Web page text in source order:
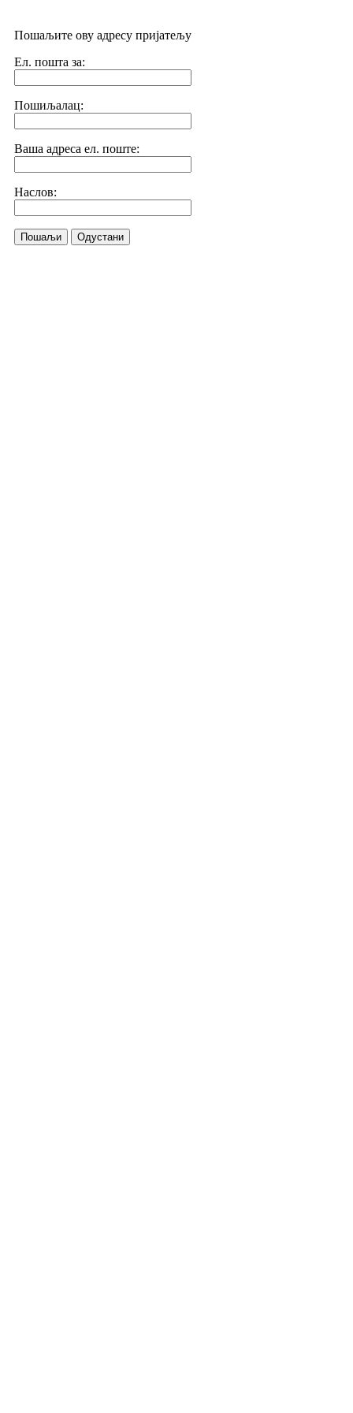
Пошаљите ову адресу пријатељу
Ел. пошта за:
Пошиљалац:
Ваша адреса ел. поште:
Наслов:
Пошаљи Одустани